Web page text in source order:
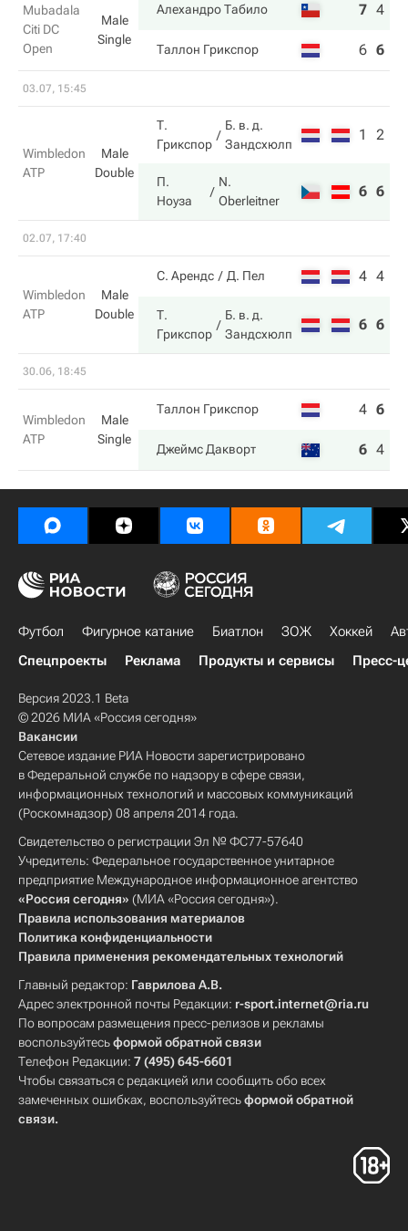
Mubadala
Citi DC
Open
Male
Single
Алехандро Табило 7 4
Таллон Грикспор 6 6
03.07, 15:45
Wimbledon
ATP
Male
Double
Т.
Грикспор
Б. в. д.
Зандсхюлп
1 2
П.
Ноуза
N.
Oberleitner
6 6
02.07, 17:40
Wimbledon
ATP
Male
Double
С. Арендс Д. Пел 4 4
Т.
Грикспор
Б. в. д.
Зандсхюлп
6 6
30.06, 18:45
Wimbledon
ATP
Male
Single
Таллон Грикспор 4 6
Джеймс Дакворт 6 4
Футбол Фигурное катание Биатлон ЗОЖ Хоккей
Спецпроекты
Реклама Продукты и сервисы Пресс-
Версия 2023.1 Beta
© 2026 МИА «Россия сегодня»
Вакансии
Сетевое издание РИА Новости зарегистрировано
в Федеральной службе по надзору в сфере связи,
информационных технологий и массовых коммуникаций
(Роскомнадзор) 08 апреля 2014 года.
Свидетельство о регистрации Эл № ФС77-57640
Учредитель: Федеральное государственное унитарное
предприятие Международное информационное агентство
«Россия сегодня» (МИА «Россия сегодня»).
Правила использования материалов
Политика конфиденциальности
Правила применения рекомендательных технологий
Главный редактор: Гаврилова А.В.
Адрес электронной почты Редакции: r-sport.internet@ria.ru
По вопросам размещения пресс-релизов и рекламы
воспользуйтесьформой обратной связи
Телефон Редакции: 7 (495) 645-6601
Чтобы связаться с редакцией или сообщить обо всех
замеченных ошибках, воспользуйтесьформой обратной
связи.